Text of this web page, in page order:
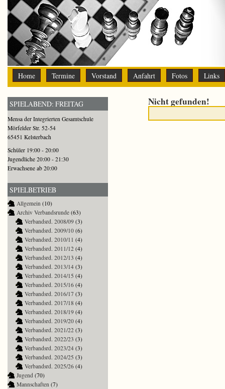
Home Termine Vorstand Anfahrt Fotos Links
Nicht gefunden!
SPIELABEND: FREITAG
Mensa der Integrierten Gesamtschule
Mörfelder Str. 52-54
65451 Kelsterbach
Schüler 19:00 - 20:00
Jugendliche 20:00 - 21:30
Erwachsene ab 20:00
SPIELBETRIEB
Allgemein (10)
Archiv Verbandsrunde (63)
Verbandsrd. 2008/09 (3)
Verbandsrd. 2009/10 (6)
Verbandsrd. 2010/11 (4)
Verbandsrd. 2011/12 (4)
Verbandsrd. 2012/13 (4)
Verbandsrd. 2013/14 (3)
Verbandsrd. 2014/15 (4)
Verbandsrd. 2015/16 (4)
Verbandsrd. 2016/17 (3)
Verbandsrd. 2017/18 (4)
Verbandsrd. 2018/19 (4)
Verbandsrd. 2019/20 (4)
Verbandsrd. 2021/22 (3)
Verbandsrd. 2022/23 (3)
Verbandsrd. 2023/24 (3)
Verbandsrd. 2024/25 (3)
Verbandsrd. 2025/26 (4)
Jugend (70)
Mannschaften (7)